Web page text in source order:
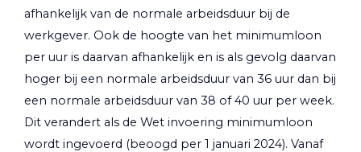
afhankelijk van de normale arbeidsduur bij de
werkgever. Ook de hoogte van het minimumloon
per uur is daarvan afhankelijk en is als gevolg daarvan
hoger bij een normale arbeidsduur van 36 uur dan bij
een normale arbeidsduur van 38 of 40 uur per week.
Dit verandert als de Wet invoering minimumloon
wordt ingevoerd (beoogd per 1 januari 2024). Vanaf